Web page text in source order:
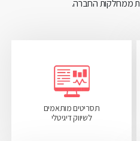
ממחלקות החברה.
תסריטים מותאמים
לשיווק דיגיטלי